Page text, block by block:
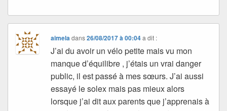
aimela dans26/08/2017 à 00:04 a dit :
J’ai du avoir un vélo petite mais vu mon
manque d’équilibre , j’étais un vrai danger
public, il est passé à mes sœurs. J’ai aussi
essayé le solex mais pas mieux alors
lorsque j’ai dit aux parents que j’apprenais à